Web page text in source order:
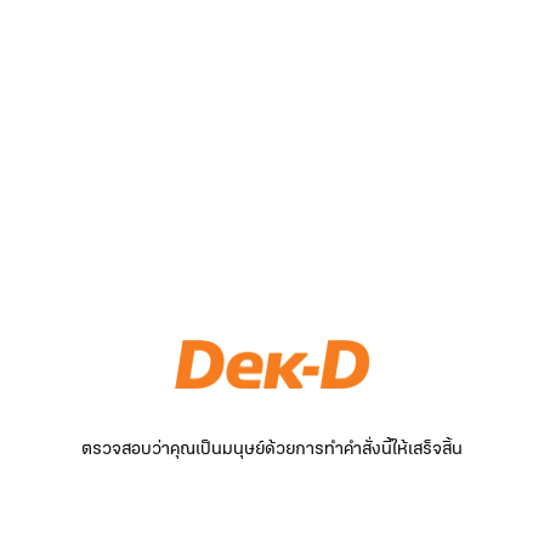
ตรวจสอบว่าคุณเป็นมนุษย์ด้วยการทำคำสั่งนี้ให้เสร็จสิ้น